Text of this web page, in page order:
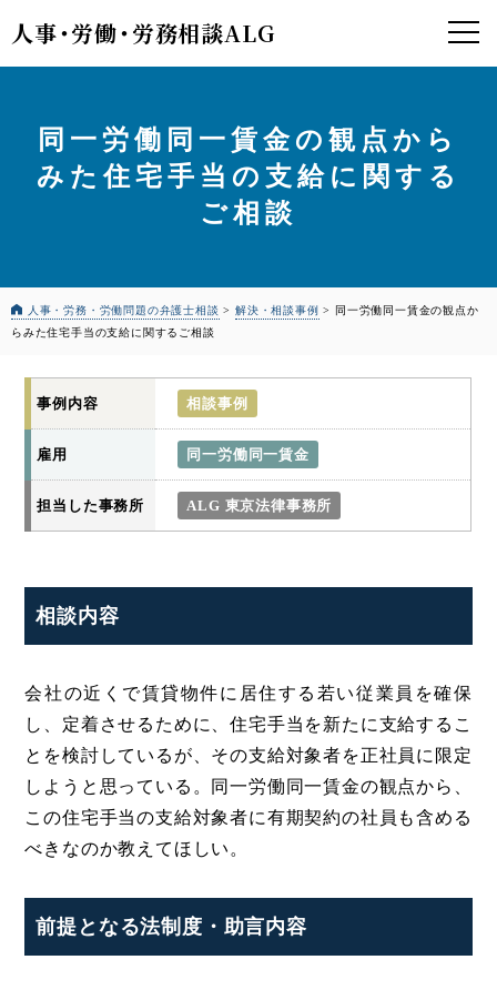
人事・労働・労務相談ALG
同一労働同一賃金の観点から
みた住宅手当の支給に関する
ご相談
人事・労務・労働問題の弁護士相談 >解決・相談事例 >
同一労働同一賃金の観点か
らみた住宅手当の支給に関するご相談
事例内容 相談事例
雇用 同一労働同一賃金
担当した事務所 ALG 東京法律事務所
相談内容
会社の近くで賃貸物件に居住する若い従業員を確保
し、定着させるために、住宅手当を新たに支給するこ
とを検討しているが、その支給対象者を正社員に限定
しようと思っている。同一労働同一賃金の観点から、
この住宅手当の支給対象者に有期契約の社員も含める
べきなのか教えてほしい。
前提となる法制度・助言内容